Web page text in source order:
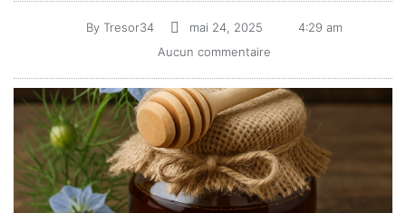
ByTresor34 mai 24, 2025
4:29 am
Aucun commentaire